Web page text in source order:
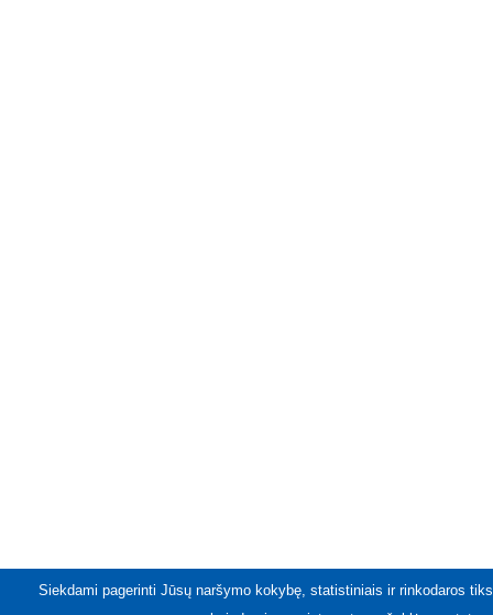
Siekdami pagerinti Jūsų naršymo kokybę, statistiniais ir rinkodaros